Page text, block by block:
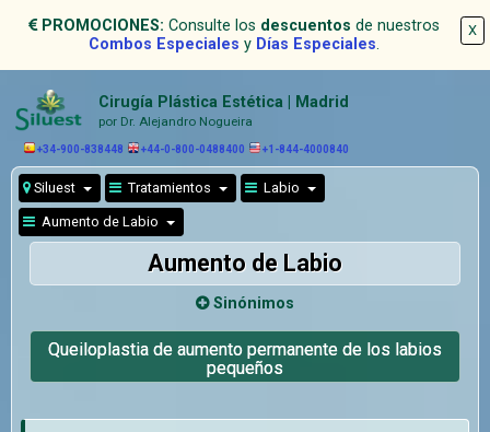
X
PROMOCIONES: Consulte los descuentos de nuestros
Combos Especiales y Días Especiales.
Cirugía Plástica Estética | Madrid
por Dr. Alejandro Nogueira
+34-900-838448 +44-0-800-0488400 +1-844-4000840
Siluest Tratamientos Labio
Aumento de Labio
Aumento de Labio
Sinónimos
Queiloplastia de aumento permanente de los labios
pequeños